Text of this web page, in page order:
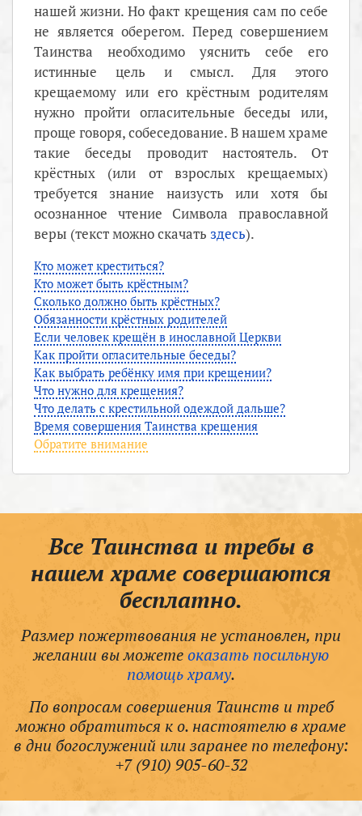
нашей жизни. Но факт крещения сам по себе
не является оберегом. Перед совершением
Таинства необходимо уяснить себе его
истинные цель и смысл. Для этого
крещаемому или его крёстным родителям
нужно пройти огласительные беседы или,
проще говоря, собеседование. В нашем храме
такие беседы проводит настоятель. От
крёстных (или от взрослых крещаемых)
требуется знание наизусть или хотя бы
осознанное чтение Символа православной
веры (текст можно скачать здесь).
Кто может креститься?
Кто может быть крёстным?
Сколько должно быть крёстных?
Обязанности крёстных родителей
Если человек крещён в инославной Церкви
Как пройти огласительные беседы?
Как выбрать ребёнку имя при крещении?
Что нужно для крещения?
Что делать с крестильной одеждой дальше?
Время совершения Таинства крещения
Обратите внимание
Все Таинства и требы в
нашем храме совершаются
бесплатно.
Размер пожертвования не установлен, при
желании вы можетеоказать посильную
помощь храму.
По вопросам совершения Таинств и треб
можно обратиться к о. настоятелю в храме
в дни богослужений или заранее по телефону:
+7 (910) 905-60-32